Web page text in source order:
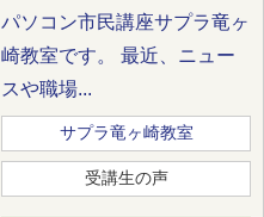
パソコン市民講座サプラ竜ヶ
崎教室です。 最近、ニュー
スや職場...
サプラ竜ヶ崎教室
受講生の声